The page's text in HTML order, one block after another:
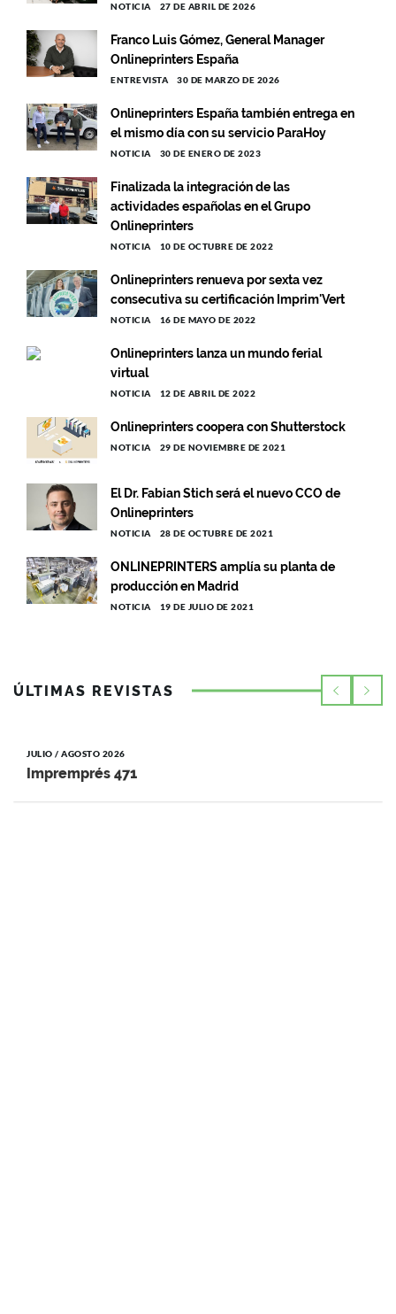
NOTICIA 27 DE ABRIL DE 2026
Franco Luis Gómez, General Manager
Onlineprinters España
ENTREVISTA 30 DE MARZO DE 2026
Onlineprinters España también entrega en
el mismo día con su servicio ParaHoy
NOTICIA 30 DE ENERO DE 2023
Finalizada la integración de las
actividades españolas en el Grupo
Onlineprinters
NOTICIA 10 DE OCTUBRE DE 2022
Onlineprinters renueva por sexta vez
consecutiva su certificación Imprim'Vert
NOTICIA 16 DE MAYO DE 2022
Onlineprinters lanza un mundo ferial
virtual
NOTICIA 12 DE ABRIL DE 2022
Onlineprinters coopera con Shutterstock
NOTICIA 29 DE NOVIEMBRE DE 2021
El Dr. Fabian Stich será el nuevo CCO de
Onlineprinters
NOTICIA 28 DE OCTUBRE DE 2021
ONLINEPRINTERS amplía su planta de
producción en Madrid
NOTICIA 19 DE JULIO DE 2021
ÚLTIMAS REVISTAS
JULIO / AGOSTO 2026
Impremprés 471